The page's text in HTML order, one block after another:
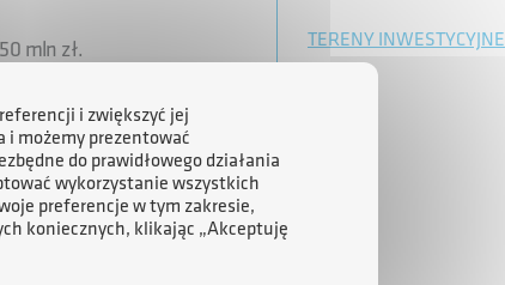
mln zł.
o
udzielenia
Spółki.
TERENY INWESTYCYJNE
i zwiększyć jej
możemy prezentować
do prawidłowego działania
wykorzystanie wszystkich
preferencje w tym zakresie,
koniecznych, klikając „Akceptuję